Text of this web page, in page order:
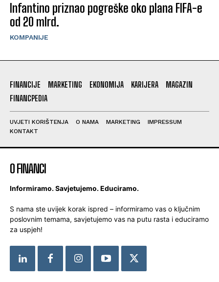
Infantino priznao pogreške oko plana FIFA-e
od 20 mlrd.
KOMPANIJE
FINANCIJE MARKETING EKONOMIJA KARIJERA
MAGAZIN
FINANCPEDIA
UVJETI KORIŠTENJA O NAMA MARKETING
IMPRESSUM
KONTAKT
O FINANCI
Informiramo. Savjetujemo. Educiramo.
S nama ste uvijek korak ispred – informiramo vas o ključnim
poslovnim temama, savjetujemo vas na putu rasta i educiramo
za uspjeh!